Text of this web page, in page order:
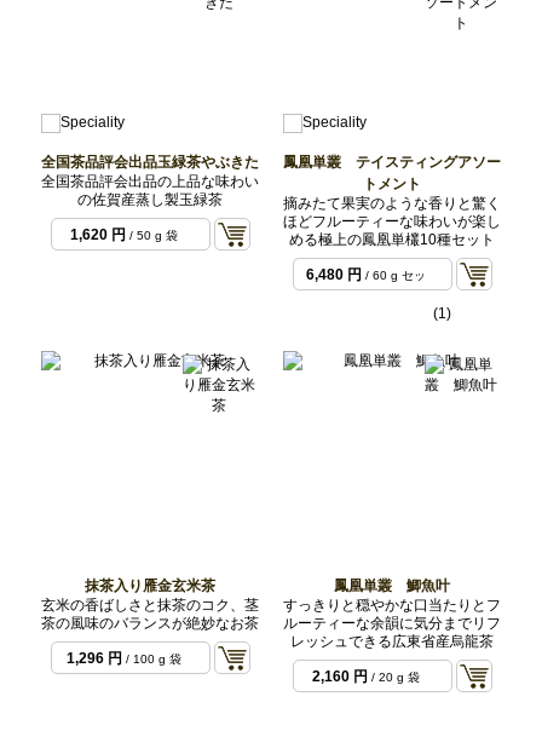
全国茶品評会出品玉緑茶やぶきた
全国茶品評会出品の上品な味わい
の佐賀産蒸し製玉緑茶
1,620 円 / 50 g 袋
鳳凰単叢 テイスティングアソー
トメント
摘みたて果実のような香りと驚く
ほどフルーティーな味わいが楽し
める極上の鳳凰単欉10種セット
6,480 円 / 60 g セッ
ト
(1)
抹茶入り雁金玄米茶
玄米の香ばしさと抹茶のコク、茎
茶の風味のバランスが絶妙なお茶
1,296 円 / 100 g 袋
鳳凰単叢 鯽魚叶
すっきりと穏やかな口当たりとフ
ルーティーな余韻に気分までリフ
レッシュできる広東省産烏龍茶
2,160 円 / 20 g 袋